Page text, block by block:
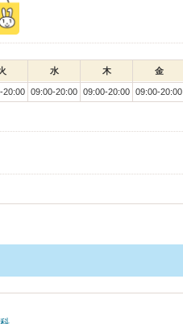
水 木 金
20:00 09:00-20:00 09:00-20:00 09:00-20:00